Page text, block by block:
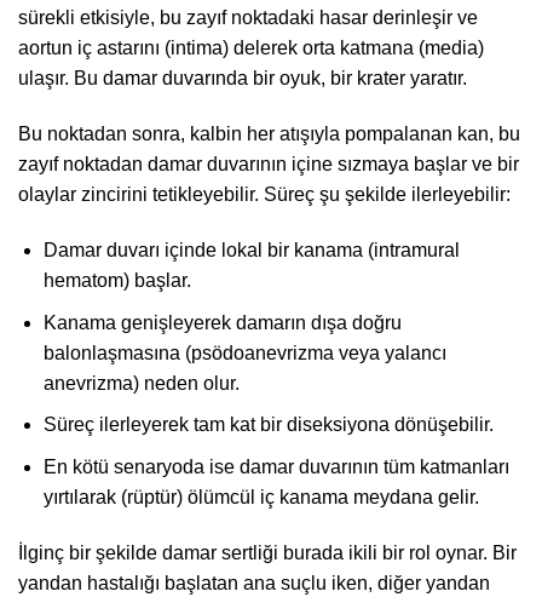
sürekli etkisiyle, bu zayıf noktadaki hasar derinleşir ve
aortun iç astarını (intima) delerek orta katmana (media)
ulaşır. Bu damar duvarında bir oyuk, bir krater yaratır.
Bu noktadan sonra, kalbin her atışıyla pompalanan kan, bu
zayıf noktadan damar duvarının içine sızmaya başlar ve bir
olaylar zincirini tetikleyebilir. Süreç şu şekilde ilerleyebilir:
Damar duvarı içinde lokal bir kanama (intramural
hematom) başlar.
Kanama genişleyerek damarın dışa doğru
balonlaşmasına (psödoanevrizma veya yalancı
anevrizma) neden olur.
Süreç ilerleyerek tam kat bir diseksiyona dönüşebilir.
En kötü senaryoda ise damar duvarının tüm katmanları
yırtılarak (rüptür) ölümcül iç kanama meydana gelir.
İlginç bir şekilde damar sertliği burada ikili bir rol oynar. Bir
yandan hastalığı başlatan ana suçlu iken, diğer yandan